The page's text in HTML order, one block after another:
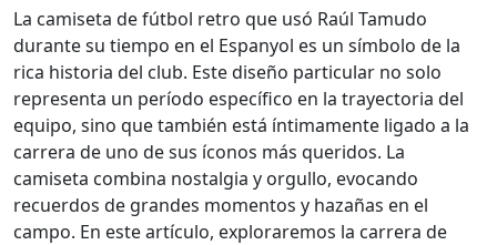
La camiseta de fútbol retro que usó Raúl Tamudo
durante su tiempo en el Espanyol es un símbolo de la
rica historia del club. Este diseño particular no solo
representa un período específico en la trayectoria del
equipo, sino que también está íntimamente ligado a la
carrera de uno de sus íconos más queridos. La
camiseta combina nostalgia y orgullo, evocando
recuerdos de grandes momentos y hazañas en el
campo. En este artículo, exploraremos la carrera de